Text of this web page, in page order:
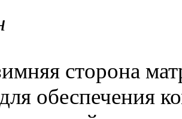
сторона
обеспечения